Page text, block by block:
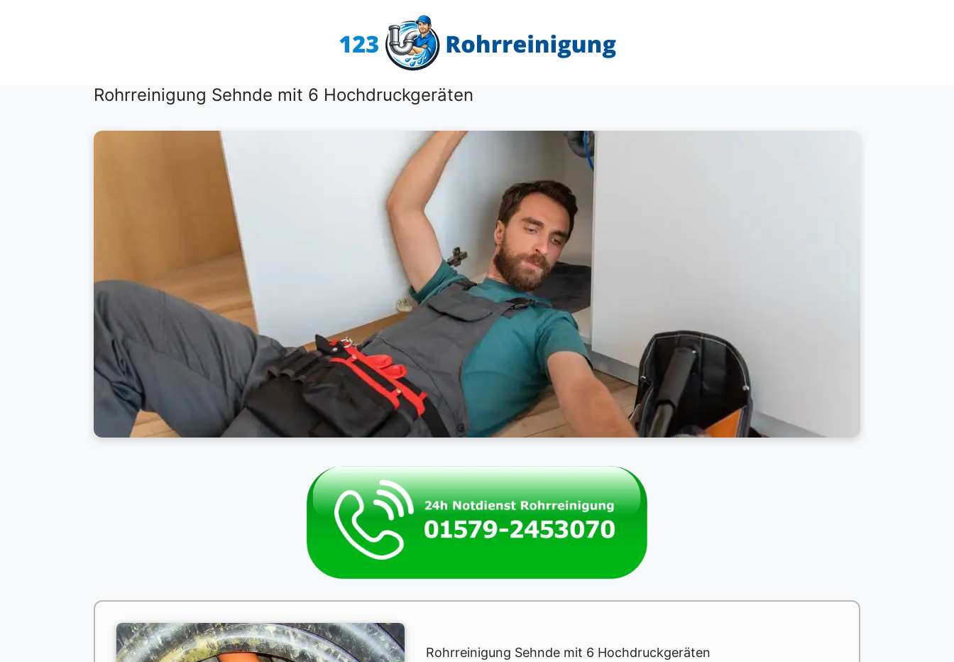
Rohrreinigung Sehnde mit 6 Hochdruckgeräten
Rohrreinigung Sehnde mit 6 Hochdruckgeräten